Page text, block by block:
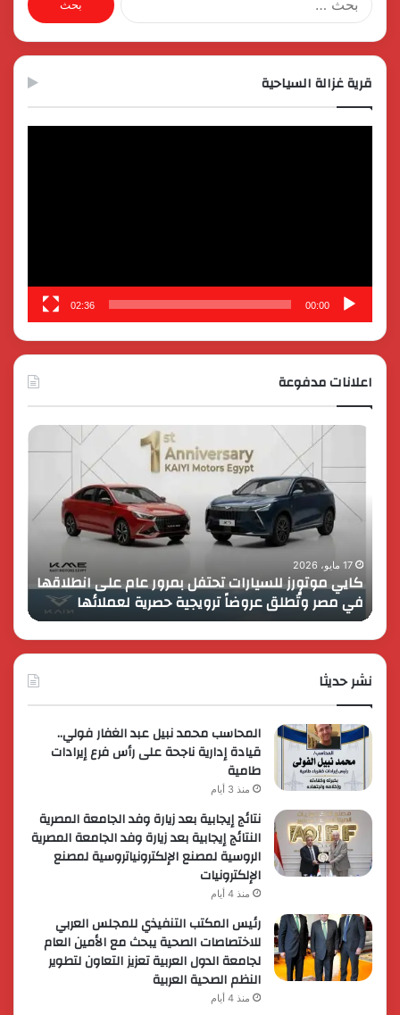
عن:
قرية غزالة السياحية
00:00
02:36
اعلانات مدفوعة
للسيارات
بمرور
انطلاقها
في
مصر
وتُطلق
عروضاً
ترويجية
حصرية
17 مايو، 2026
كايي موتورز للسيارات تحتفل بمرور عام على انطلاقها
في مصر وتُطلق عروضاً ترويجية حصرية لعملائها
إطلاق
جديدة
نشر حديثا
المحاسب محمد نبيل عبد الغفار فولي..
قيادة إدارية ناجحة على رأس فرع إيرادات
طامية
منذ 3 أيام
نتائج إيجابية بعد زيارة وفد الجامعة المصرية
النتائج إيجابية بعد زيارة وفد الجامعة المصرية
الروسية لمصنع الإلكترونياتروسية لمصنع
الإلكترونيات
منذ 4 أيام
رئيس المكتب التنفيذي للمجلس العربي
للاختصاصات الصحية يبحث مع الأمين العام
لجامعة الدول العربية تعزيز التعاون لتطوير
النظم الصحية العربية
منذ 4 أيام